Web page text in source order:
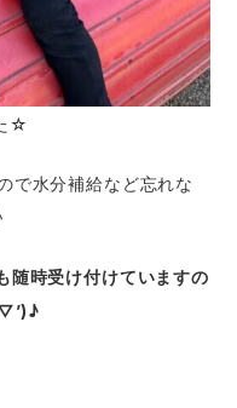
☆
で水分補給など忘れな
随時受け付けていますの